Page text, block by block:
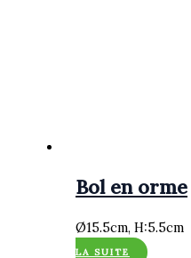
Bol en orme
Ø15.5cm, H:5.5cm
LA SUITE